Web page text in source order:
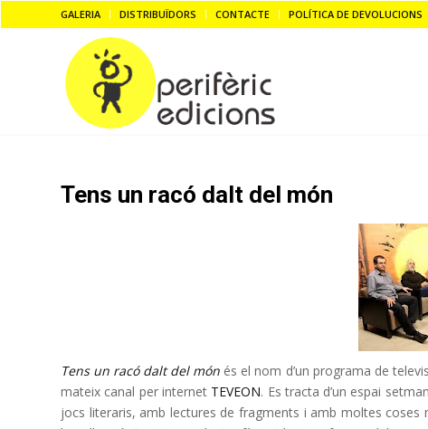
GALERIA DISTRIBUÏDORS CONTACTE POLÍTICA DE DEVOLUCIONS
Tens un racó dalt del món
Tens un racó dalt del món és el nom d’un programa de
mateix canal per internet TEVEON. Es tracta d’un espai
jocs literaris, amb lectures de fragments i amb moltes